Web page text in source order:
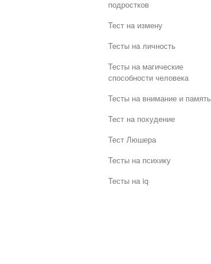
подростков
Тест на измену
Тесты на личность
Тесты на магические
способности человека
Тесты на внимание и память
Тест на похудение
Тест Люшера
Тесты на психику
Тесты на iq